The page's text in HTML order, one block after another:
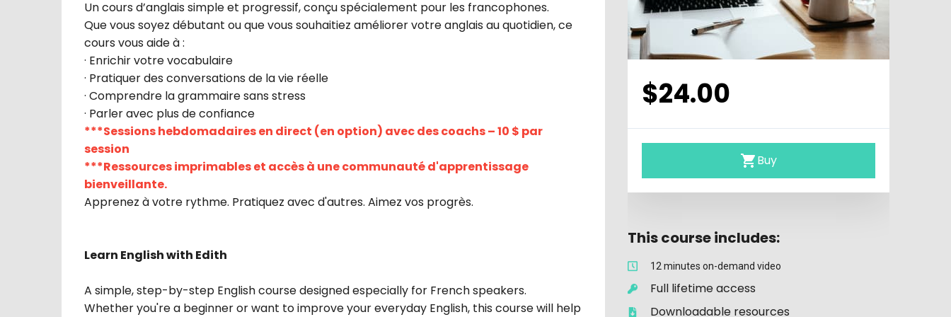
Un cours d’anglais simple et progressif, conçu spécialement pour les francophones.
Que vous soyez débutant ou que vous souhaitiez améliorer votre anglais au quotidien, ce
cours vous aide à :
· Enrichir votre vocabulaire
· Pratiquer des conversations de la vie réelle
· Comprendre la grammaire sans stress
· Parler avec plus de confiance
***Sessions hebdomadaires en direct (en option) avec des coachs – 10 $ par
session
***Ressources imprimables et accès à une communauté d'apprentissage
bienveillante.
Apprenez à votre rythme. Pratiquez avec d'autres. Aimez vos progrès.
Learn English with Edith
A simple, step-by-step English course designed especially for French speakers.
Whether you're a beginner or want to improve your everyday English, this course will help
$24.00
Buy
This course includes:
12 minutes on-demand video
Full lifetime access
Downloadable resources